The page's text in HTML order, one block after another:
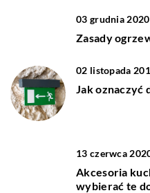
03 grudnia 2020
Zasady
02 listopada
Jak oznaczyć
13 czerwca
Akcesoria
wybierać te